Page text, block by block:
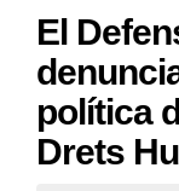
El
política
Drets